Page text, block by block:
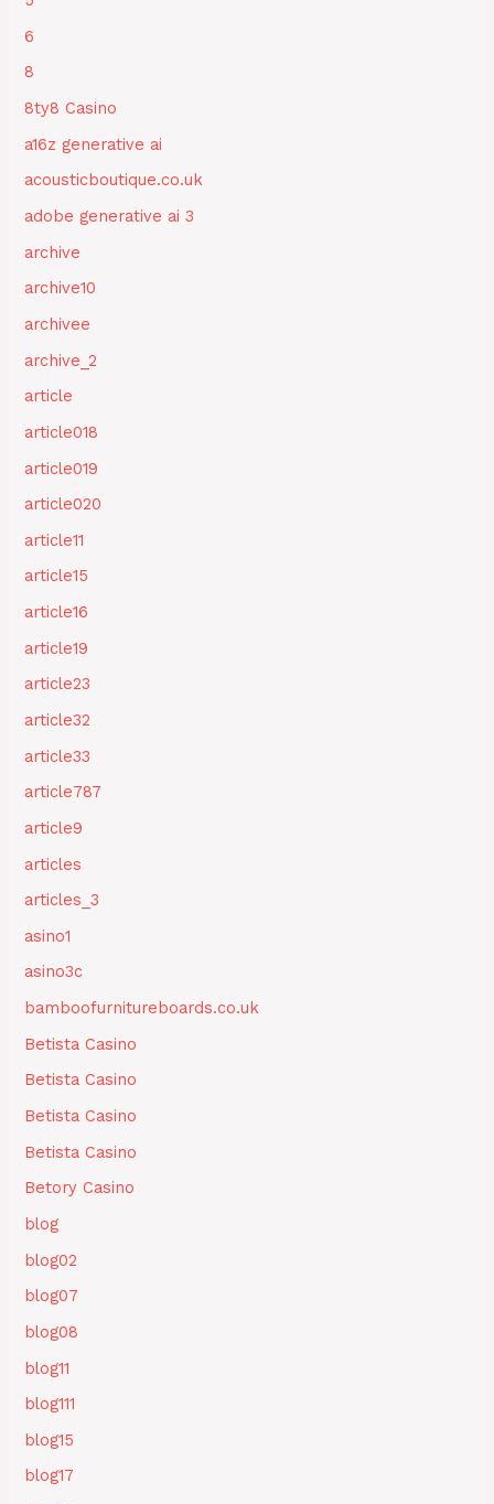
6
8
8ty8 Casino
a16z generative ai
acousticboutique.co.uk
adobe generative ai 3
archive
archive10
archivee
archive_2
article
article018
article019
article020
article11
article15
article16
article19
article23
article32
article33
article787
article9
articles
articles_3
asino1
asino3c
bamboofurnitureboards.co.uk
Betista Casino
Betista Casino
Betista Casino
Betista Casino
Betory Casino
blog
blog02
blog07
blog08
blog11
blog111
blog15
blog17